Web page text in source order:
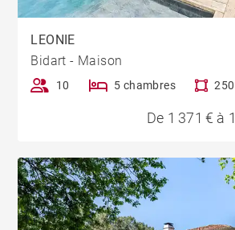
LEONIE
Bidart - Maison
10 5 chambres 250
De 1 371 € à